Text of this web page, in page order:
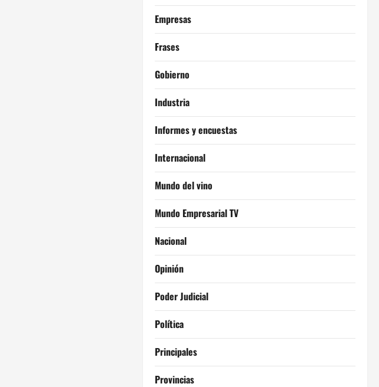
Empresas
Frases
Gobierno
Industria
Informes y encuestas
Internacional
Mundo del vino
Mundo Empresarial TV
Nacional
Opinión
Poder Judicial
Política
Principales
Provincias